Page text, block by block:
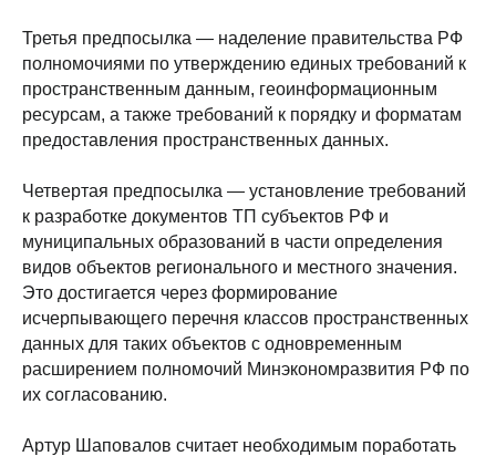
Третья предпосылка — наделение правительства РФ
полномочиями по утверждению единых требований к
пространственным данным, геоинформационным
ресурсам, а также требований к порядку и форматам
предоставления пространственных данных.
Четвертая предпосылка — установление требований
к разработке документов ТП субъектов РФ и
муниципальных образований в части определения
видов объектов регионального и местного значения.
Это достигается через формирование
исчерпывающего перечня классов пространственных
данных для таких объектов с одновременным
расширением полномочий Минэкономразвития РФ по
их согласованию.
Артур Шаповалов считает необходимым поработать